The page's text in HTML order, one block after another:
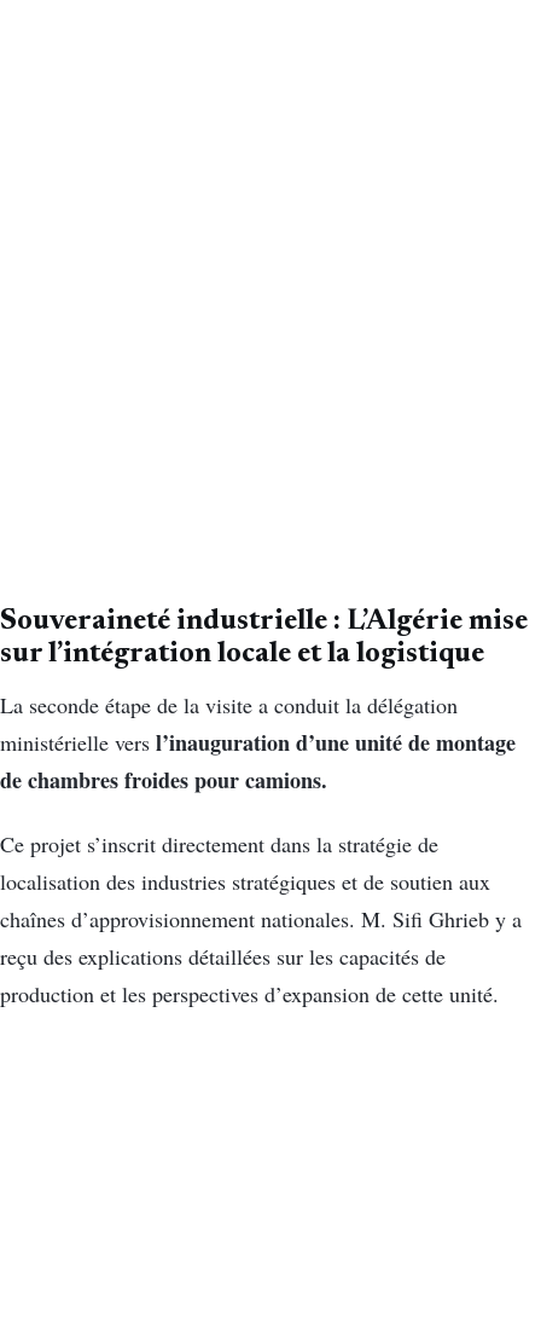
Souveraineté industrielle : L’Algérie mise
sur l’intégration locale et la logistique
La seconde étape de la visite a conduit la délégation
ministérielle vers l’inauguration d’une unité de montage
de chambres froides pour camions.
Ce projet s’inscrit directement dans la stratégie de
localisation des industries stratégiques et de soutien aux
chaînes d’approvisionnement nationales. M. Sifi Ghrieb y a
reçu des explications détaillées sur les capacités de
production et les perspectives d’expansion de cette unité.